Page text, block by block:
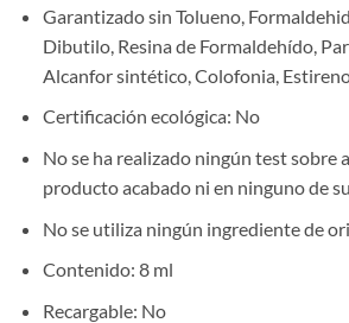
Garantizado sin Tolueno,
Dibutilo, Resina de Formaldehído,
Alcanfor sintético, Colofonia,
Certificación ecológica: No
No se ha realizado ningún test sobre
producto acabado ni en ninguno de
No se utiliza ningún ingrediente de
Contenido: 8 ml
Recargable: No